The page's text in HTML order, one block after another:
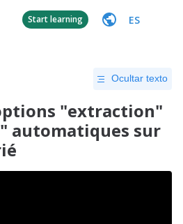
Start learning ES
Ocultar texto
"extraction"
automatiques sur